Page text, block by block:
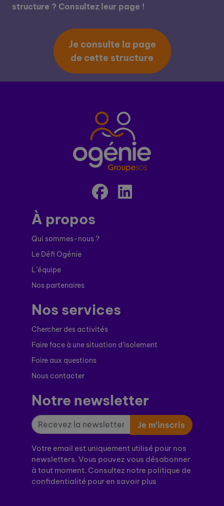
structure ? Consultez leur page !
Je consulte la page
de cette structure
À propos
Qui sommes-nous ?
Le Défi Ogénie
L’équipe
Nos partenaires
Nos services
Chercher des activités
Faire face à une situation d’isolement
Foire aux questions
Nous contacter
Notre newsletter
Je m’inscris
Votre email est uniquement utilisé pour nos
newsletters. Vous pouvez vous désabonner
à tout moment. Consultez notre politique de
confidentialité pour en savoir plus